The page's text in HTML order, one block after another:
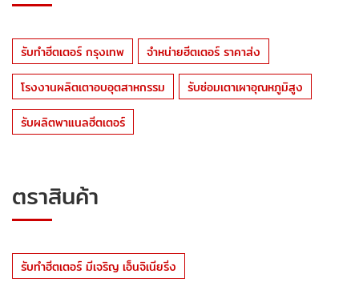
รับทำฮีตเตอร์ กรุงเทพ
จำหน่ายฮีตเตอร์ ราคาส่ง
โรงงานผลิตเตาอบอุตสาหกรรม
รับซ่อมเตาเผาอุณหภูมิสูง
รับผลิตพาแนลฮีตเตอร์
ตราสินค้า
รับทำฮีตเตอร์ มีเจริญ เอ็นจิเนียริ่ง